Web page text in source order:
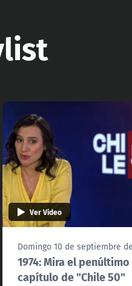
Ver Video
Domingo 10 de septiembre
1974: Mira el penúltimo
capítulo de "Chile 50"